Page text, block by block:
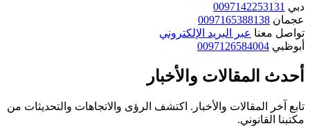
دبي 0097142253131
عجمان 0097165388138
تواصل معنا عبر البريد الإلكتروني
أبوظبي 0097126584004
أحدث المقالات والأخبار
تابع آخر المقالات والأخبار. اكتشف الرؤى والاتجاهات والتحديثات من
مكتبنا القانوني.